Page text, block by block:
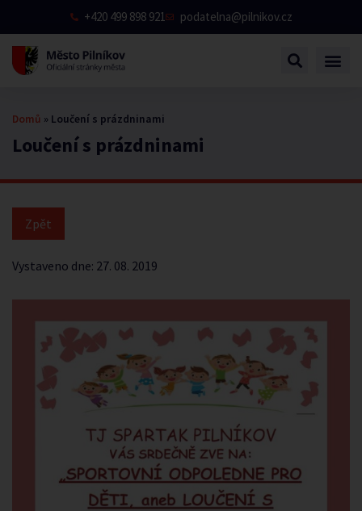
+420 499 898 921 podatelna@pilnikov.cz
Loučení s prázdninami
Domů » Loučení s prázdninami
Vystaveno dne: 27. 08. 2019